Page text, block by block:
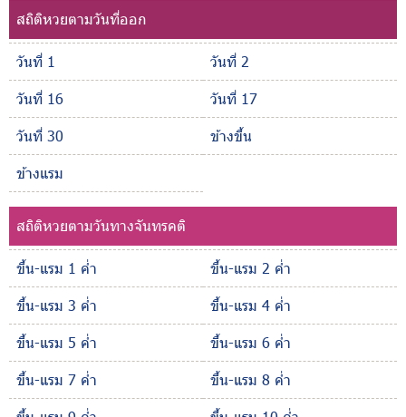
สถิติหวยตามวันที่ออก
วันที่ 1
วันที่ 2
วันที่ 16
วันที่ 17
วันที่ 30
ข้างขึ้น
ข้างแรม
สถิติหวยตามวันทางจันทรคติ
ขึ้น-แรม 1 ค่ำ
ขึ้น-แรม 2 ค่ำ
ขึ้น-แรม 3 ค่ำ
ขึ้น-แรม 4 ค่ำ
ขึ้น-แรม 5 ค่ำ
ขึ้น-แรม 6 ค่ำ
ขึ้น-แรม 7 ค่ำ
ขึ้น-แรม 8 ค่ำ